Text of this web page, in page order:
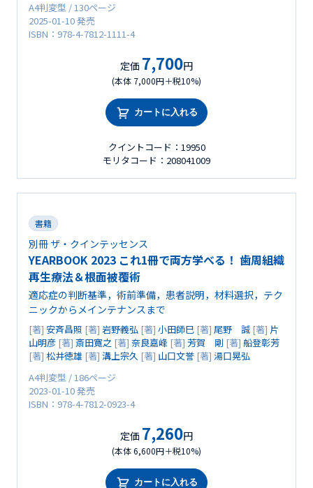
A4判変型 / 130ページ
2025-01-10 発売
ISBN：978-4-7812-1111-4
定価 7,700円
(本体 7,000円＋税10%)
カートに入れる
クイントコード：19950
モリタコード：208041009
書籍
別冊 ザ・クインテッセンス
YEARBOOK 2023 これ1冊で両方学べる！ 歯周組織
再生療法＆根面被覆術
適応症の判断基準，術前準備，患者説明，材料選択，テク
ニックからメインテナンスまで
[著] 安斉昌照 [著] 岩野義弘 [著] 小田師巳 [著] 尾野 誠 [著] 片
山明彦 [著] 斎田寛之 [著] 奈良嘉峰 [著] 芳賀 剛 [著] 船登彰芳
[著] 松井徳雄 [著] 溝上宗久 [著] 山口文誉 [著] 湯口晃弘
A4判変型 / 186ページ
2023-01-10 発売
ISBN：978-4-7812-0923-4
定価 7,260円
(本体 6,600円＋税10%)
カートに入れる